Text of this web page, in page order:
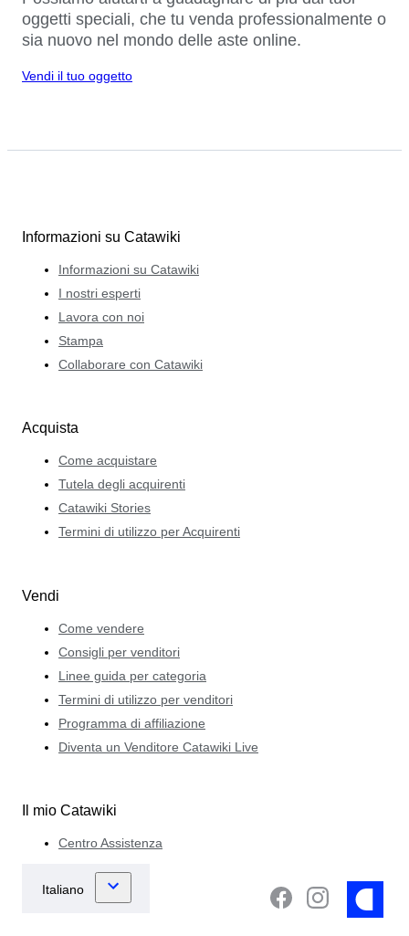
oggetti speciali, che tu venda professionalmente o
sia nuovo nel mondo delle aste online.
Vendi il tuo oggetto
Informazioni su Catawiki
Informazioni su Catawiki
I nostri esperti
Lavora con noi
Stampa
Collaborare con Catawiki
Acquista
Come acquistare
Tutela degli acquirenti
Catawiki Stories
Termini di utilizzo per Acquirenti
Vendi
Come vendere
Consigli per venditori
Linee guida per categoria
Termini di utilizzo per venditori
Programma di affiliazione
Diventa un Venditore Catawiki Live
Il mio Catawiki
Centro Assistenza